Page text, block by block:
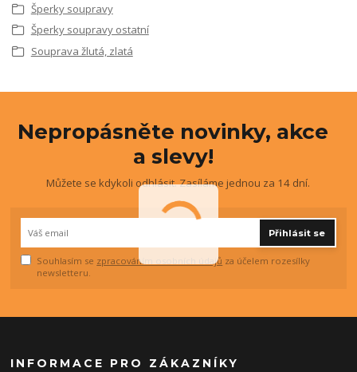
Šperky soupravy
Šperky soupravy ostatní
Souprava žlutá, zlatá
Nepropásněte novinky, akce
a slevy!
Můžete se kdykoli odhlásit. Zasíláme jednou za 14 dní.
Přihlásit se
Souhlasím se zpracováním osobních údajů za účelem rozesílky
newsletteru.
INFORMACE PRO ZÁKAZNÍKY